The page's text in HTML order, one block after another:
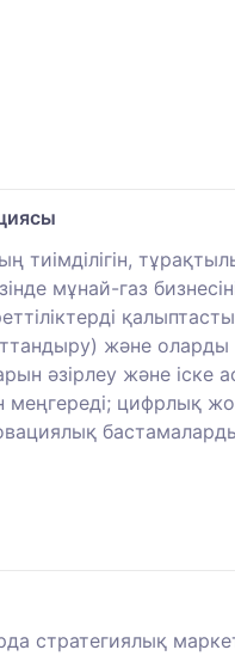
мұнай-газ
және
әзірлеу және іске
меңгереді; цифрлық
бастамаларды
стратегиялық